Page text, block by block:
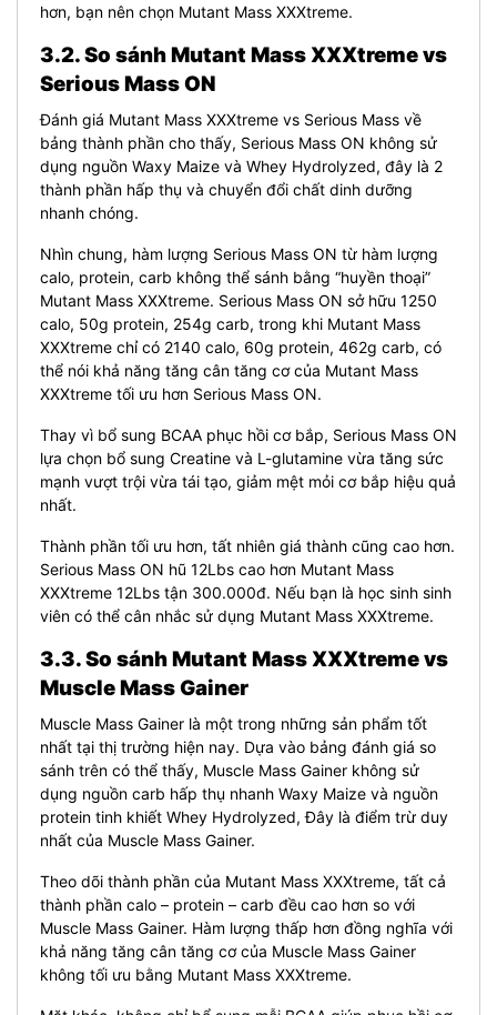
hơn, bạn nên chọn Mutant Mass XXXtreme.
3.2. So sánh Mutant Mass XXXtreme vs
Serious Mass ON
Đánh giá Mutant Mass XXXtreme vs Serious Mass về
bảng thành phần cho thấy, Serious Mass ON không sử
dụng nguồn Waxy Maize và Whey Hydrolyzed, đây là 2
thành phần hấp thụ và chuyển đổi chất dinh dưỡng
nhanh chóng.
Nhìn chung, hàm lượng Serious Mass ON từ hàm lượng
calo, protein, carb không thể sánh bằng “huyền thoại”
Mutant Mass XXXtreme. Serious Mass ON sở hữu 1250
calo, 50g protein, 254g carb, trong khi Mutant Mass
XXXtreme chỉ có 2140 calo, 60g protein, 462g carb, có
thể nói khả năng tăng cân tăng cơ của Mutant Mass
XXXtreme tối ưu hơn Serious Mass ON.
Thay vì bổ sung BCAA phục hồi cơ bắp, Serious Mass ON
lựa chọn bổ sung Creatine và L-glutamine vừa tăng sức
mạnh vượt trội vừa tái tạo, giảm mệt mỏi cơ bắp hiệu quả
nhất.
Thành phần tối ưu hơn, tất nhiên giá thành cũng cao hơn.
Serious Mass ON hũ 12Lbs cao hơn Mutant Mass
XXXtreme 12Lbs tận 300.000đ. Nếu bạn là học sinh sinh
viên có thể cân nhắc sử dụng Mutant Mass XXXtreme.
3.3. So sánh Mutant Mass XXXtreme vs
Muscle Mass Gainer
Muscle Mass Gainer là một trong những sản phẩm tốt
nhất tại thị trường hiện nay. Dựa vào bảng đánh giá so
sánh trên có thể thấy, Muscle Mass Gainer không sử
dụng nguồn carb hấp thụ nhanh Waxy Maize và nguồn
protein tinh khiết Whey Hydrolyzed, Đây là điểm trừ duy
nhất của Muscle Mass Gainer.
Theo dõi thành phần của Mutant Mass XXXtreme, tất cả
thành phần calo – protein – carb đều cao hơn so với
Muscle Mass Gainer. Hàm lượng thấp hơn đồng nghĩa với
khả năng tăng cân tăng cơ của Muscle Mass Gainer
không tối ưu bằng Mutant Mass XXXtreme.